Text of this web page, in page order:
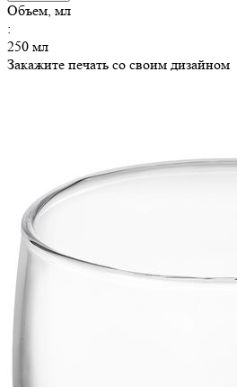
Объем, мл
:
250 мл
Закажите печать со своим дизайном